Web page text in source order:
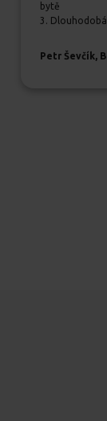
bytě
3.
Petr Ševčík,